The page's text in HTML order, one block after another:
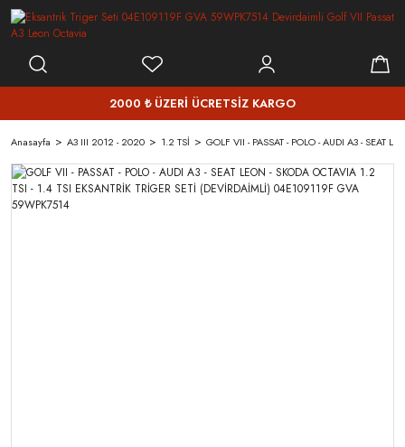
2000 ₺ ÜZERİ ÜCRETSİZ KARGO
Anasayfa A3 III 2012 - 2020 1.2 TSİ GOLF VII - PASSAT - POLO - AUDI A3 - SEAT